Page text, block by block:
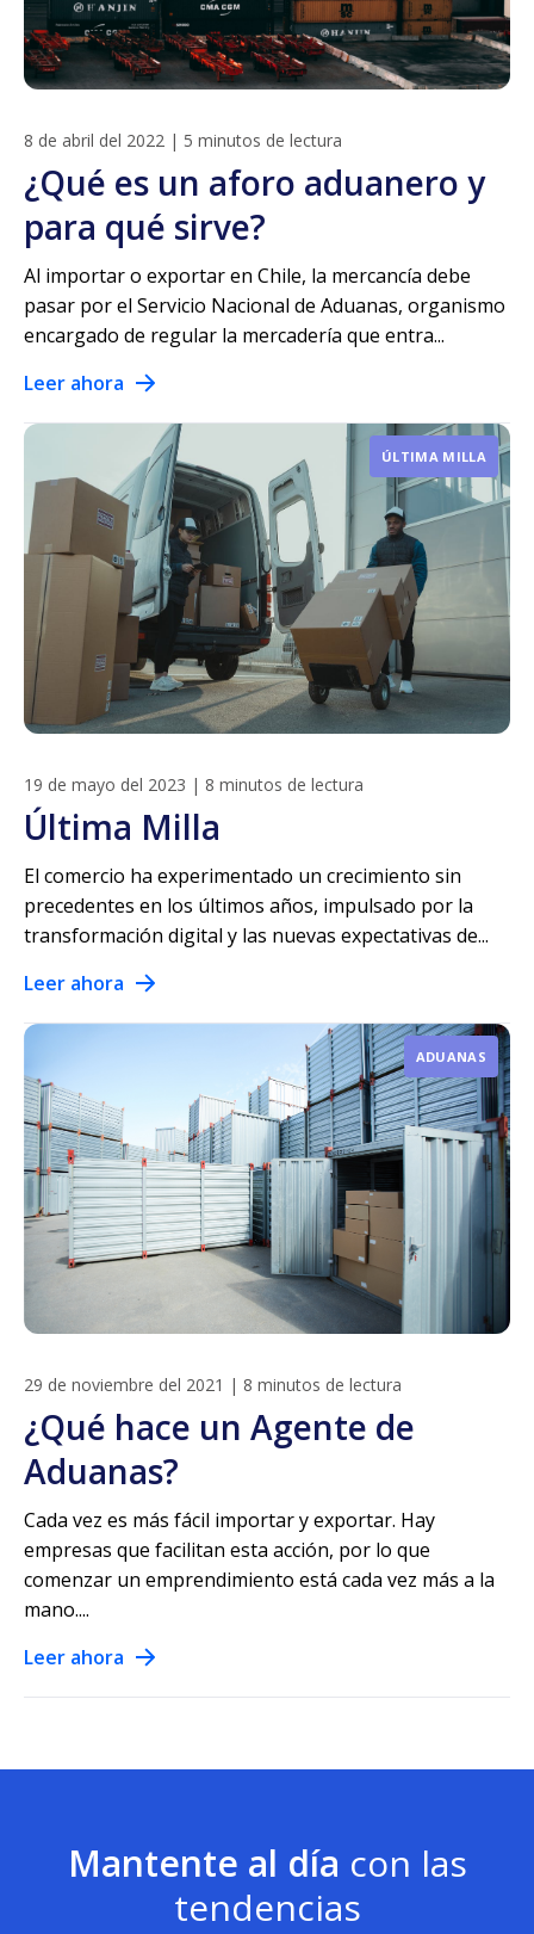
8 de abril del 2022 | 5 minutos de lectura
¿Qué es un aforo aduanero y
para qué sirve?
Al importar o exportar en Chile, la mercancía debe
pasar por el Servicio Nacional de Aduanas, organismo
encargado de regular la mercadería que entra...
Leer ahora
ÚLTIMA MILLA
19 de mayo del 2023 | 8 minutos de lectura
Última Milla
El comercio ha experimentado un crecimiento sin
precedentes en los últimos años, impulsado por la
transformación digital y las nuevas expectativas de...
Leer ahora
ADUANAS
29 de noviembre del 2021 | 8 minutos de lectura
¿Qué hace un Agente de
Aduanas?
Cada vez es más fácil importar y exportar. Hay
empresas que facilitan esta acción, por lo que
comenzar un emprendimiento está cada vez más a la
mano....
Leer ahora
Mantente al día con las
tendencias